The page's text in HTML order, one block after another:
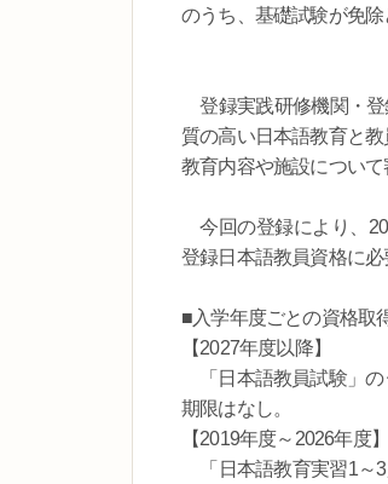
のうち、基礎試験が免除
登録実践研修機関・登
質の高い日本語教育と
教育内容や施設について
今回の登録により、
登録日本語教員資格に
■入学年度ごとの資格取
【2027年度以降】
「日本語教員試験」の
期限はなし。
【2019年度～2026年度】
「日本語教育実習1～3